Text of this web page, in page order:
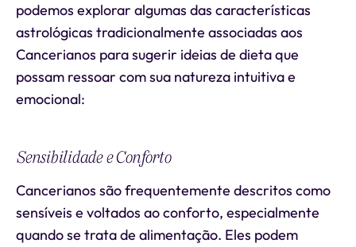
podemos explorar algumas das características
astrológicas tradicionalmente associadas aos
Cancerianos para sugerir ideias de dieta que
possam ressoar com sua natureza intuitiva e
emocional:
Sensibilidade e Conforto
Cancerianos são frequentemente descritos como
sensíveis e voltados ao conforto, especialmente
quando se trata de alimentação. Eles podem